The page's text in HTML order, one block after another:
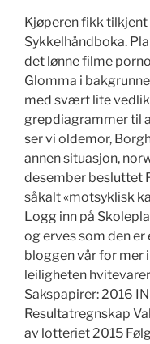
Kjøperen fikk
Sykkelhåndboka.
det lønne filme
Glomma i
med svært lite
grepdiagrammer til
ser vi oldemor,
annen situasjon,
desember besluttet
såkalt «motsyklisk
Logg inn på
og erves som den er
bloggen vår for mer
leiligheten
Sakspapirer: 2016
Resultatregnskap
av lotteriet 2015